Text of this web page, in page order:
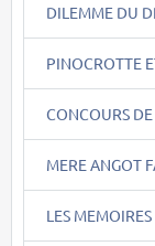
DILEMME DU
PINOCROTTE
CONCOURS
MERE ANGOT
LES